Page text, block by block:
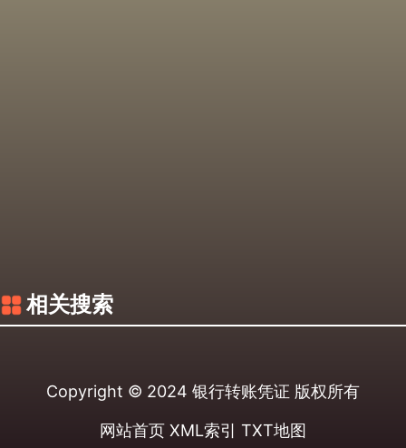
相关搜索
Copyright © 2024 银行转账凭证 版权所有
网站首页 XML索引 TXT地图